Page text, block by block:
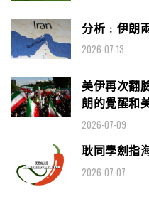
分析﹕伊朗
2026-07-13
美伊再次
朗的覺醒和
2026-07-09
耿同學劍指
2026-07-07